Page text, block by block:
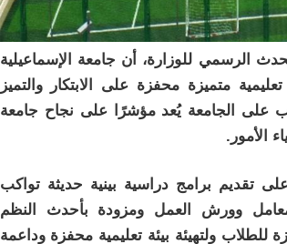
الرسمي للوزارة، أن جامعة الإسماعيلية
متميزة محفزة على الابتكار والتميز
على الجامعة يُعد مؤشرًا على نجاح جامعة
الأمور.
تقديم برامج دراسية بينية حديثة تواكب
وورش العمل ومزودة بأحدث النظم
للطلاب ولتهيئة بيئة تعليمية محفزة وداعمة